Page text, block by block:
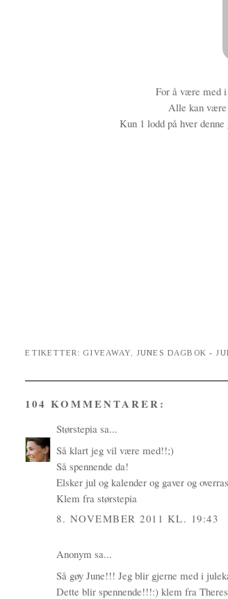
For å være med i
Alle kan være
Kun 1 lodd på hver
ETIKETTER: GIVEAWAY, JUNES DAGBOK -
104 KOMMENTARER:
Størstepia sa...
Så klart jeg vil være med!!;)
Så spennende da!
Elsker jul og kalender og gaver og
Klem fra størstepia
8. NOVEMBER 2011 KL. 19:43
Anonym sa...
Så gøy June!!! Jeg blir gjerne med i
Dette blir spennende!!!:) klem fra